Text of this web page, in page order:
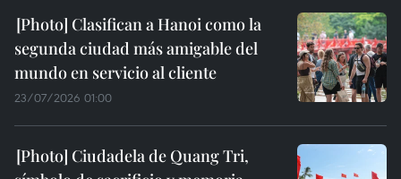
Clasifican a Hanoi como la
segunda ciudad más amigable del
mundo en servicio al cliente
23/07/2026 01:00
Ciudadela de Quang Tri,